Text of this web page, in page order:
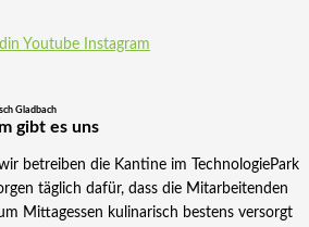
Youtube Instagram
Gladbach
gibt es uns
betreiben die Kantine im TechnologiePark
täglich dafür, dass die Mitarbeitenden
Mittagessen kulinarisch bestens versorgt